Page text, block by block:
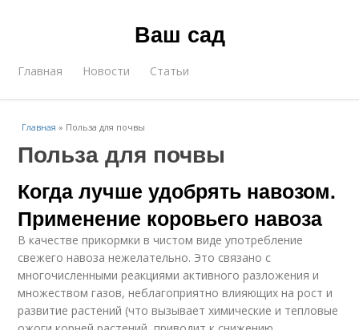
Ваш сад
Главная Новости Статьи
Главная » Польза для почвы
Польза для почвы
Когда лучше удобрять навозом.
Применение коровьего навоза
В качестве прикормки в чистом виде употребление
свежего навоза нежелательно. Это связано с
многочисленными реакциями активного разложения и
множеством газов, неблагоприятно влияющих на рост и
развитие растений (что вызывает химические и тепловые